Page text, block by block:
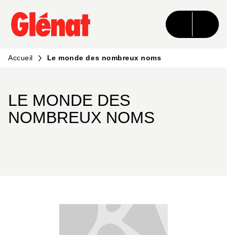
MENU RECHERCHE CONTENU
PIED DE PAGE
Accueil Le monde des nombreux noms
LE MONDE DES
NOMBREUX NOMS